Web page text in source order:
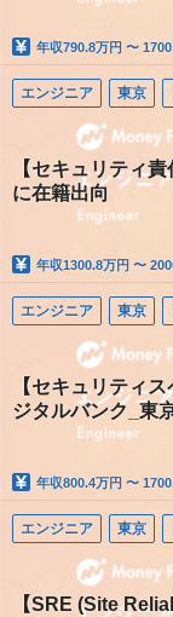
年収790.8万円 〜
エンジニア 東京
【セキュリティ
に在籍出向
年収1300.8万円 〜
エンジニア 東京
【セキュリティ
ジタルバンク_東
年収800.4万円 〜
エンジニア 東京
【SRE (Site